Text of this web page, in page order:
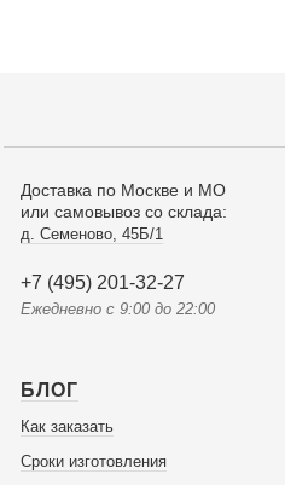
Доставка по Москве и МО
или самовывоз со склада:
д. Семеново, 45Б/1
+7 (495) 201-32-27
Ежедневно с 9:00 до 22:00
БЛОГ
Как заказать
Сроки изготовления